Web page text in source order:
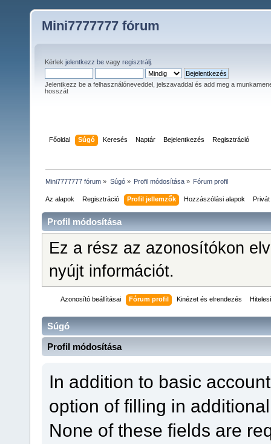
Mini7777777 fórum
Kérlek jelentkezz be vagy regisztrálj
Jelentkezz be a felhasználóneveddel, jelszavaddal és add meg a
hosszát
Főoldal Súgó Keresés Naptár Bejelentkezés Regisztráció
Mini7777777 fórum » Súgó» Profil módosítása» Fórum profil
Az alapok Regisztráció Profil jellemzők Hozzászólási alapok
Profil módosítása
Ez a rész az azonosítókon
nyújt információt.
Azonosító beállításai Fórum profil Kinézet és elrendezés
Súgó
Profil módosítása
In addition to basic
option of filling in
None of these fields are